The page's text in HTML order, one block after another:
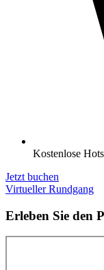
Kostenlose
Jetzt buchen
Virtueller Rundgang
Erleben Sie den